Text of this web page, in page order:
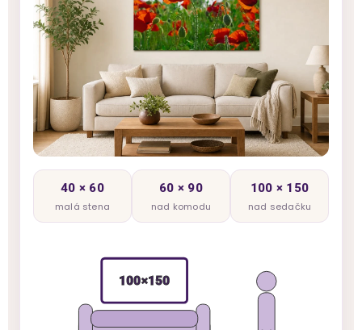
40 × 60
malá stena
60 × 90
nad komodu
100 × 150
nad sedačku
100×150